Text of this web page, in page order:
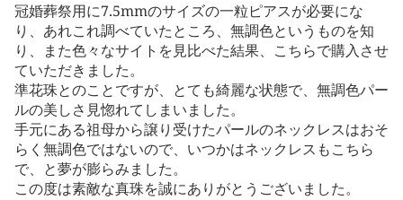
冠婚葬祭用に7.5mmのサイズの一粒ピアスが必要にな
り、あれこれ調べていたところ、無調色というものを知
り、また色々なサイトを見比べた結果、こちらで購入させ
ていただきました。
準花珠とのことですが、とても綺麗な状態で、無調色パー
ルの美しさ見惚れてしまいました。
手元にある祖母から譲り受けたパールのネックレスはおそ
らく無調色ではないので、いつかはネックレスもこちら
で、と夢が膨らみました。
この度は素敵な真珠を誠にありがとうございました。